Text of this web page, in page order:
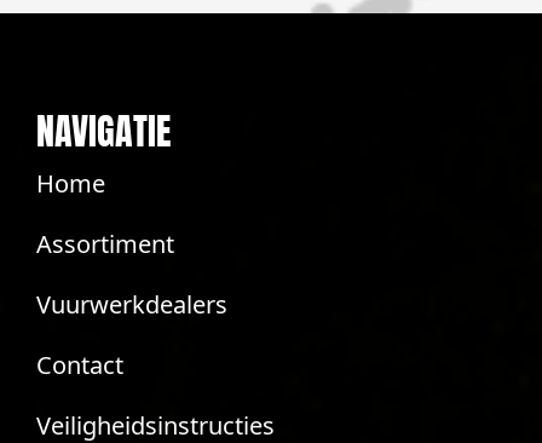
NAVIGATIE
Home
Assortiment
Vuurwerkdealers
Contact
Veiligheidsinstructies